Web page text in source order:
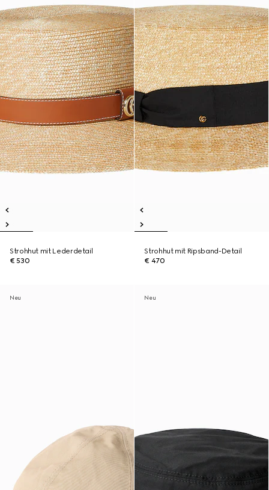
Strohhut mit Lederdetail
€ 530
Strohhut mit Ripsband-Detail
€ 470
Neu Neu